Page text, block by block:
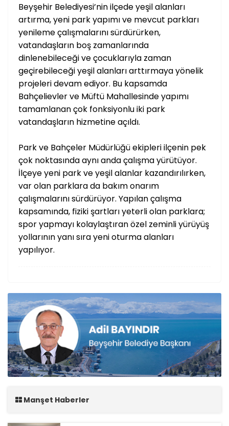
Beyşehir Belediyesi’nin ilçede yeşil alanları
artırma, yeni park yapımı ve mevcut parkları
yenileme çalışmalarını sürdürürken,
vatandaşların boş zamanlarında
dinlenebileceği ve çocuklarıyla zaman
geçirebileceği yeşil alanları arttırmaya yönelik
projeleri devam ediyor. Bu kapsamda
Bahçelievler ve Müftü Mahallesinde yapımı
tamamlanan çok fonksiyonlu iki park
vatandaşların hizmetine açıldı.
Park ve Bahçeler Müdürlüğü ekipleri ilçenin pek
çok noktasında aynı anda çalışma yürütüyor.
İlçeye yeni park ve yeşil alanlar kazandırılırken,
var olan parklara da bakım onarım
çalışmalarını sürdürüyor. Yapılan çalışma
kapsamında, fiziki şartları yeterli olan parklara;
spor yapmayı kolaylaştıran özel zeminli yürüyüş
yollarının yanı sıra yeni oturma alanları
yapılıyor.
Manşet Haberler